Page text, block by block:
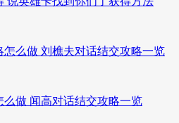
么做 刘樵夫对话结交攻略一览
做 闻高对话结交攻略一览